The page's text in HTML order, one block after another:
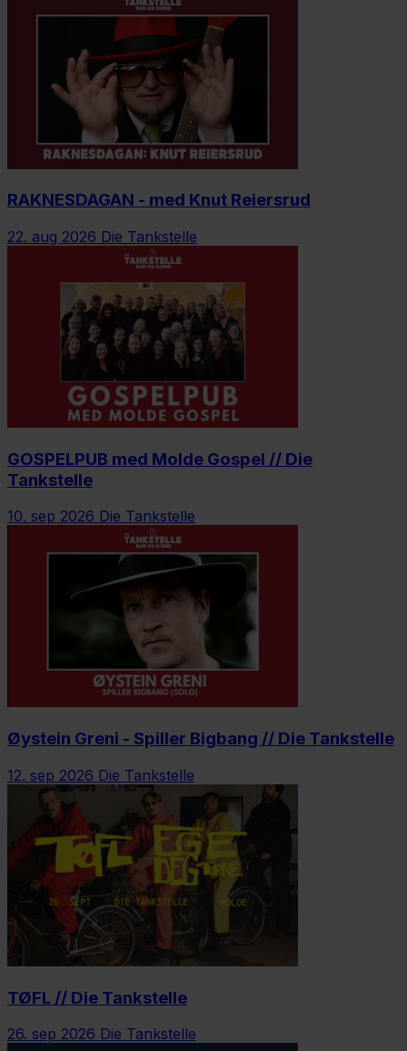
RAKNESDAGAN - med Knut Reiersrud
22. aug 2026 Die Tankstelle
GOSPELPUB med Molde Gospel // Die
Tankstelle
10. sep 2026 Die Tankstelle
Øystein Greni - Spiller Bigbang // Die Tankstelle
12. sep 2026 Die Tankstelle
TØFL // Die Tankstelle
26. sep 2026 Die Tankstelle